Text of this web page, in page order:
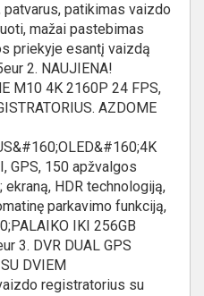
patvarus, patikimas vaizdo
mažai pastebimas
priekyje esantį vaizdą
2. NAUJIENA!
M10 4K 2160P 24 FPS,
AZDOME
GPS, 150 apžvalgos
HDR technologiją,
parkavimo funkciją,
IKI 256GB
3. DVR DUAL GPS
DVIEM
registratorius su